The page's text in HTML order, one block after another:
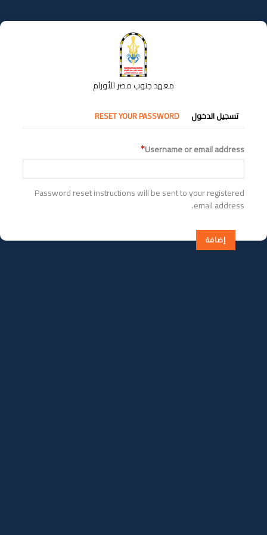
إلى
المحتوى
معهد جنوب مصر للأورام
التبويبات
الأساسية
تسجيل الدخول RESET YOUR PASSWORD
Username or email address
Password reset instructions will be sent to your registered
email address.